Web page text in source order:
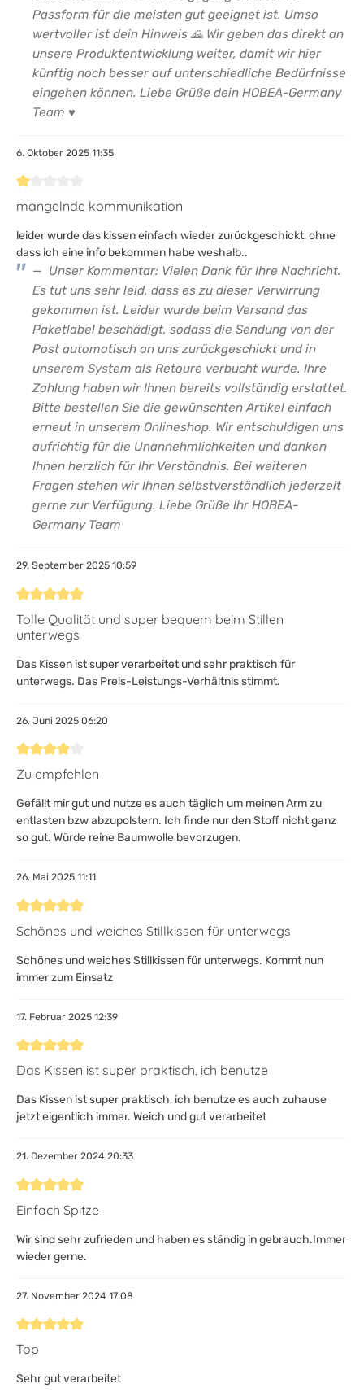
Passform für die meisten gut geeignet ist. Umso
wertvoller ist dein Hinweis 🙏 Wir geben das direkt an
unsere Produktentwicklung weiter, damit wir hier
künftig noch besser auf unterschiedliche Bedürfnisse
eingehen können. Liebe Grüße dein HOBEA-Germany
Team ♥
6. Oktober 2025 11:35
Bewertung mit 1 von 5 Sternen
mangelnde kommunikation
leider wurde das kissen einfach wieder zurückgeschickt, ohne
dass ich eine info bekommen habe weshalb..
Unser Kommentar: Vielen Dank für Ihre Nachricht.
Es tut uns sehr leid, dass es zu dieser Verwirrung
gekommen ist. Leider wurde beim Versand das
Paketlabel beschädigt, sodass die Sendung von der
Post automatisch an uns zurückgeschickt und in
unserem System als Retoure verbucht wurde. Ihre
Zahlung haben wir Ihnen bereits vollständig erstattet.
Bitte bestellen Sie die gewünschten Artikel einfach
erneut in unserem Onlineshop. Wir entschuldigen uns
aufrichtig für die Unannehmlichkeiten und danken
Ihnen herzlich für Ihr Verständnis. Bei weiteren
Fragen stehen wir Ihnen selbstverständlich jederzeit
gerne zur Verfügung. Liebe Grüße Ihr HOBEA-
Germany Team
29. September 2025 10:59
Bewertung mit 5 von 5 Sternen
Tolle Qualität und super bequem beim Stillen
unterwegs
Das Kissen ist super verarbeitet und sehr praktisch für
unterwegs. Das Preis-Leistungs-Verhältnis stimmt.
26. Juni 2025 06:20
Bewertung mit 4 von 5 Sternen
Zu empfehlen
Gefällt mir gut und nutze es auch täglich um meinen Arm zu
entlasten bzw abzupolstern. Ich finde nur den Stoff nicht ganz
so gut. Würde reine Baumwolle bevorzugen.
26. Mai 2025 11:11
Bewertung mit 5 von 5 Sternen
Schönes und weiches Stillkissen für unterwegs
Schönes und weiches Stillkissen für unterwegs. Kommt nun
immer zum Einsatz
17. Februar 2025 12:39
Bewertung mit 5 von 5 Sternen
Das Kissen ist super praktisch, ich benutze
Das Kissen ist super praktisch, ich benutze es auch zuhause
jetzt eigentlich immer. Weich und gut verarbeitet
21. Dezember 2024 20:33
Bewertung mit 5 von 5 Sternen
Einfach Spitze
Wir sind sehr zufrieden und haben es ständig in gebrauch.Immer
wieder gerne.
27. November 2024 17:08
Bewertung mit 5 von 5 Sternen
Top
Sehr gut verarbeitet